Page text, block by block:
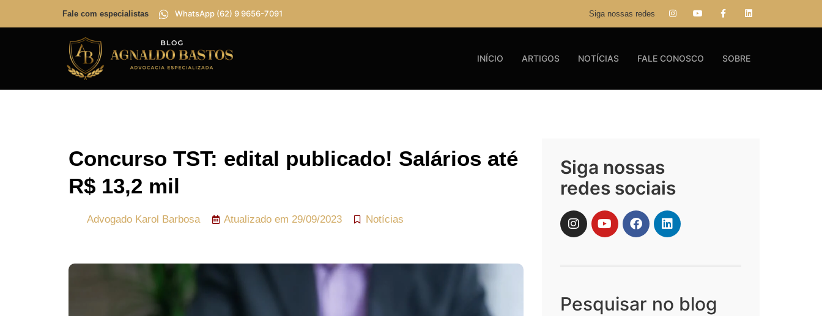
Fale com especialistas WhatsApp (62) 9 9656-7091 Siga nossas redes
INÍCIO ARTIGOS NOTÍCIAS FALE CONOSCO SOBRE
Concurso TST: edital publicado! Salários até
R$ 13,2 mil
Advogado Karol Barbosa Atualizado em 29/09/2023 Notícias
Siga nossas
redes sociais
Pesquisar no blog